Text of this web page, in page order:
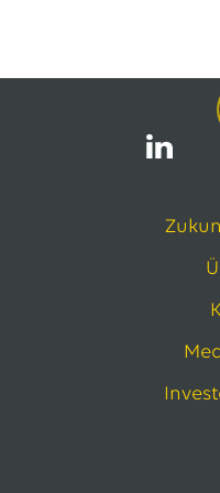
EWE NETZ
Spatenstich für erste
Alle